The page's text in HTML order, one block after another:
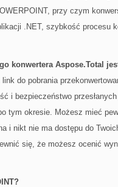
przy czym
.NET, szybkość procesu
konwertera Aspose.Total
do pobrania
i bezpieczeństwo
tym okresie. Możesz mieć
i nikt nie ma dostępu do
się, że możesz ocenić